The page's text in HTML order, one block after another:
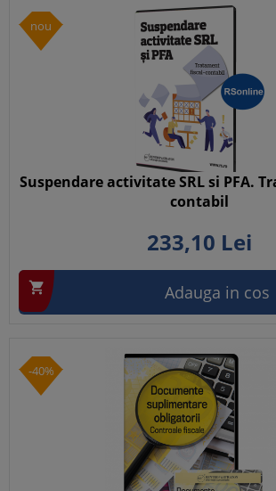
nou
Suspendare activitate SRL si PFA.
contabil
233,10 Lei
 Adauga in cos
-40%